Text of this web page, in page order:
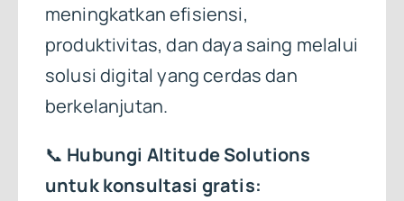
meningkatkan efisiensi,
produktivitas, dan daya saing melalui
solusi digital yang cerdas dan
berkelanjutan.
📞 Hubungi Altitude Solutions
untuk konsultasi gratis: